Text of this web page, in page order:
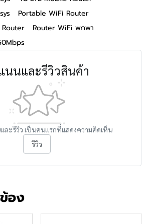
Portable WiFi Router
Router WiFi พกพา
นนและรีวิวสินค้า
ละรีวิว เป็นคนแรกที่แสดงความคิดเห็น
รีวิว
อง